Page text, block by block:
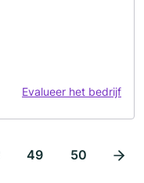
Evalueer het bedrijf
49 50